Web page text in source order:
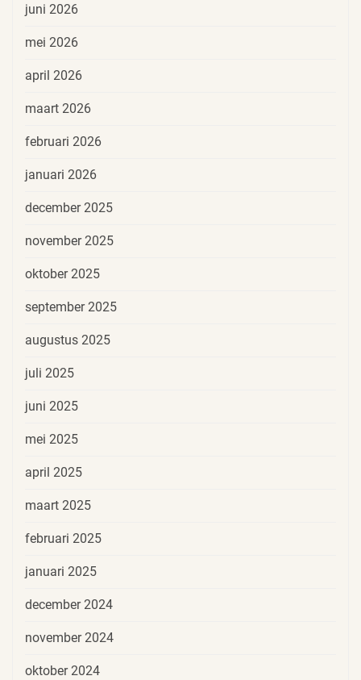
juni 2026
mei 2026
april 2026
maart 2026
februari 2026
januari 2026
december 2025
november 2025
oktober 2025
september 2025
augustus 2025
juli 2025
juni 2025
mei 2025
april 2025
maart 2025
februari 2025
januari 2025
december 2024
november 2024
oktober 2024